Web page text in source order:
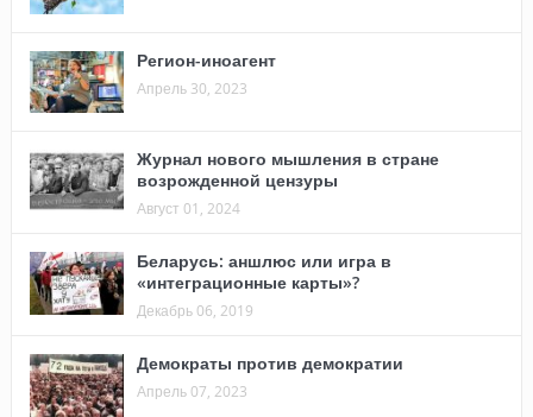
Регион-иноагент
Апрель 30, 2023
Журнал нового мышления в стране
возрожденной цензуры
Август 01, 2024
Беларусь: аншлюс или игра в
«интеграционные карты»?
Декабрь 06, 2019
Демократы против демократии
Апрель 07, 2023